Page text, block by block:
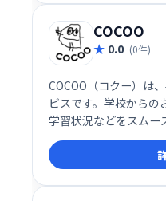
COCOO
0.0 (0件)
COCOO（コクー）は
ビスです。学校からの
学習状況などをスムー
を創造します。先生
ョンを促進し、お子様